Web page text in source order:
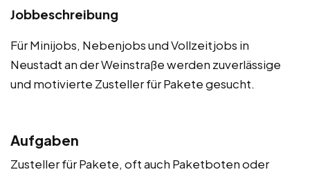
Jobbeschreibung
Für Minijobs, Nebenjobs und Vollzeitjobs in
Neustadt an der Weinstraße werden zuverlässige
und motivierte Zusteller für Pakete gesucht.
Aufgaben
Zusteller für Pakete, oft auch Paketboten oder